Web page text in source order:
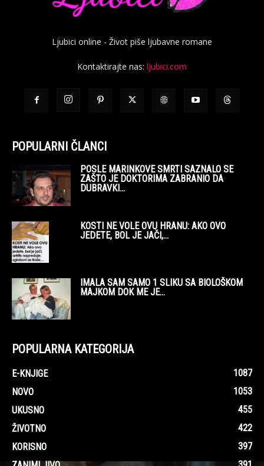
Ljubici online - Život piše ljubavne romane
Kontaktirajte nas: ljubici.com
POPULARNI ČLANCI
POSLE MARINKOVE SMRTI SAZNALO SE
ZAŠTO JE DOKTORIMA ZABRANIO DA
DUBRAVKI...
KOSTI NE VOLE OVU HRANU: AKO OVO
JEDETE, BOL JE JAČI,...
IMALA SAM SAMO 1 SLIKU SA BIOLOŠKOM
MAJKOM DOK ME JE...
POPULARNA KATEGORIJA
E-KNJIGE
1087
NOVO
1053
UKUSNO
455
ŽIVOTNO
422
KORISNO
397